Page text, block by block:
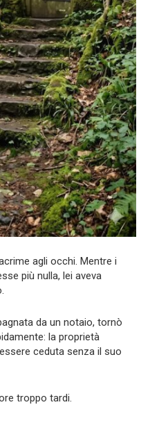
agli occhi. Mentre i
più nulla, lei aveva
da un notaio, tornò
la proprietà
ceduta senza il suo
troppo tardi.